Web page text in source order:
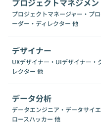
プロジェクトマネジメン
プロジェクトマネージャー・プ
ーダー・ディレクター 他
デザイナー
UXデザイナー・UIデザイナー・
レクター 他
データ分析
データエンジニア・データサイ
ロースハッカー 他